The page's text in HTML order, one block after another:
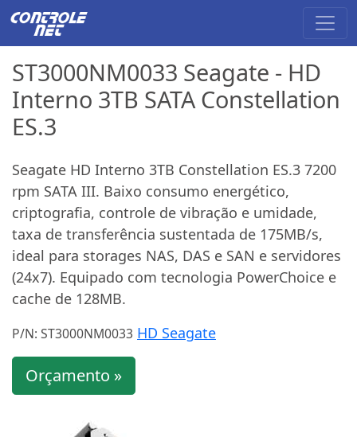
ST3000NM0033 Seagate - HD
Interno 3TB SATA Constellation
ES.3
Seagate HD Interno 3TB Constellation ES.3 7200
rpm SATA III. Baixo consumo energético,
criptografia, controle de vibração e umidade,
taxa de transferência sustentada de 175MB/s,
ideal para storages NAS, DAS e SAN e servidores
(24x7). Equipado com tecnologia PowerChoice e
cache de 128MB.
P/N: ST3000NM0033 HD Seagate
Orçamento »